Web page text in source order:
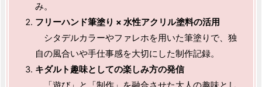
み。
フリーハンド筆塗り × 水性アクリル塗料の活用
シタデルカラーやファレホを用いた筆塗りで、独
自の風合いや手仕事感を大切にした制作記録。
キダルト趣味としての楽しみ方の発信